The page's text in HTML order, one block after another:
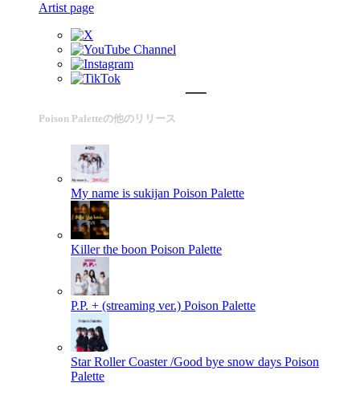
Artist page
Poison Paletteの他のリリース
My name is sukijan Poison Palette
Killer the boon Poison Palette
P.P. + (streaming ver.) Poison Palette
Star Roller Coaster /Good bye snow days Poison
Palette